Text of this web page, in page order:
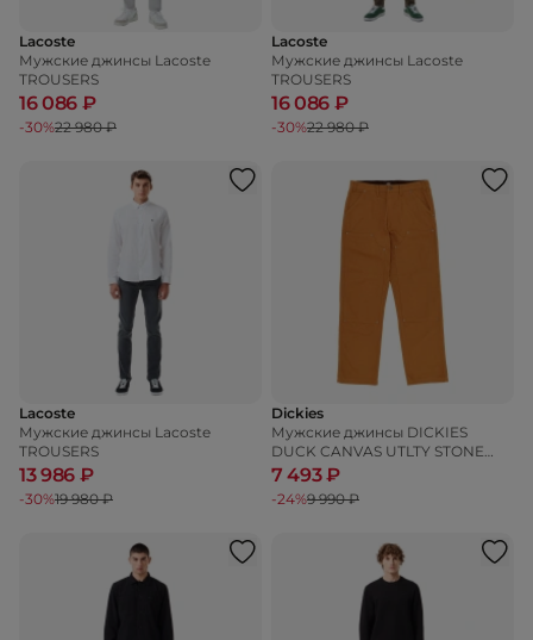
Lacoste
Мужские джинсы Lacoste
TROUSERS
16 086 ₽
-30%22 980 ₽
Lacoste
Мужские джинсы Lacoste
TROUSERS
16 086 ₽
-30%22 980 ₽
Lacoste
Мужские джинсы Lacoste
TROUSERS
13 986 ₽
-30%19 980 ₽
Dickies
Мужские джинсы DICKIES
DUCK CANVAS UTLTY STONE
WASHED BROWN DUCK
7 493 ₽
-24%9 990 ₽